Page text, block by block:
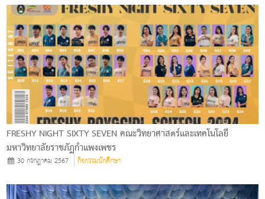
i
g
a
t
i
o
n
FRESHY NIGHT SIXTY SEVEN คณะวิทยาศาสตร์และเทคโนโลยี
มหาวิทยาลัยราชภัฏกำแพงเพชร
30 กรกฎาคม 2567 กิจกรรมนักศึกษา